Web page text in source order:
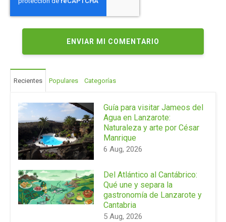
Recientes Populares Categorías
Guía para visitar Jameos del
Agua en Lanzarote:
Naturaleza y arte por César
Manrique
6 Aug, 2026
Del Atlántico al Cantábrico:
Qué une y separa la
gastronomía de Lanzarote y
Cantabria
5 Aug, 2026